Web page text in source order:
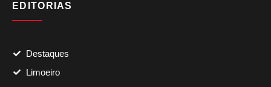
EDITORIAS
Destaques
Limoeiro